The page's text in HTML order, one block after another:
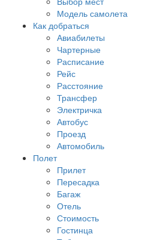
Модель самолета
Как добраться
Авиабилеты
Чартерные
Расписание
Рейс
Расстояние
Трансфер
Электричка
Автобус
Проезд
Автомобиль
Полет
Прилет
Пересадка
Багаж
Отель
Стоимость
Гостинца